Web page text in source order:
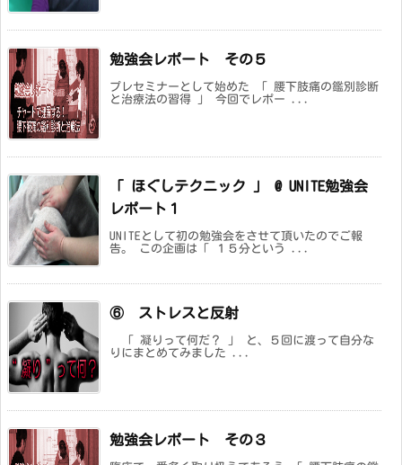
勉強会レポート その５
プレセミナーとして始めた 「 腰下肢痛の鑑別診断
と治療法の習得 」 今回でレポー ...
「 ほぐしテクニック 」 @ UNITE勉強会
レポート１
UNITEとして初の勉強会をさせて頂いたのでご報
告。 この企画は「 １５分という ...
⑥ ストレスと反射
「 凝りって何だ？ 」 と、５回に渡って自分な
りにまとめてみました ...
勉強会レポート その３